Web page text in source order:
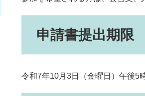
申請書提出期限
令和7年10月3日（金曜日）午後5